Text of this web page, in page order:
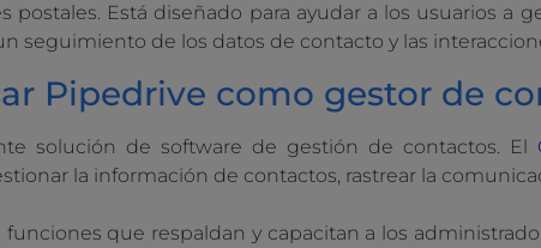
postales. Está diseñado para ayudar a los usuarios a
seguimiento de los datos de contacto y las
Pipedrive como gestor de
solución de software de gestión de contactos. El
la información de contactos, rastrear la
que respaldan y capacitan a los